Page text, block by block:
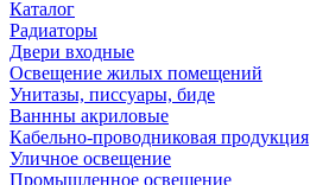
Каталог
Радиаторы
Двери входные
Освещение жилых помещений
Унитазы, писсуары, биде
Ваннны акриловые
Кабельно-проводниковая продукция
Уличное освещение
Промышленное освещение